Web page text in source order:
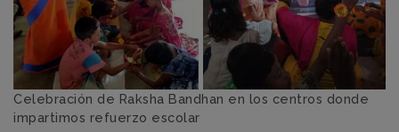
Celebración de Raksha Bandhan en los centros donde
impartimos refuerzo escolar